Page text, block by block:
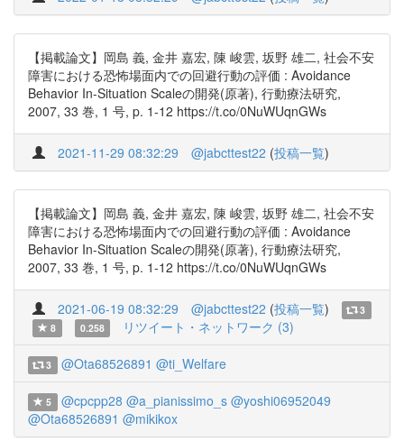
【掲載論文】岡島 義, 金井 嘉宏, 陳 峻雲, 坂野 雄二, 社会不安
障害における恐怖場面内での回避行動の評価 : Avoidance
Behavior In-Situation Scaleの開発(原著), 行動療法研究,
2007, 33 巻, 1 号, p. 1-12 https://t.co/0NuWUqnGWs
2021-11-29 08:32:29 @jabcttest22 (投稿一覧)
【掲載論文】岡島 義, 金井 嘉宏, 陳 峻雲, 坂野 雄二, 社会不安
障害における恐怖場面内での回避行動の評価 : Avoidance
Behavior In-Situation Scaleの開発(原著), 行動療法研究,
2007, 33 巻, 1 号, p. 1-12 https://t.co/0NuWUqnGWs
2021-06-19 08:32:29 @jabcttest22 (投稿一覧)
3
8
0.258 リツイート・ネットワーク (3)
3 @Ota68526891 @ti_Welfare
5 @cpcpp28 @a_pianissimo_s @yoshi06952049
@Ota68526891 @mikikox